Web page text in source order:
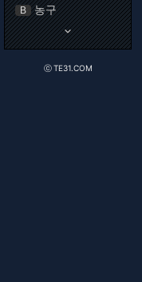
B 농구
keyboard_arrow_down
ⓒ TE31.COM